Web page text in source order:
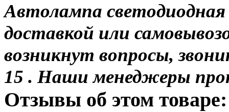
Автолампа
доставкой или
возникнут вопросы,
15 . Наши менеджеры
Отзывы об этом товаре: